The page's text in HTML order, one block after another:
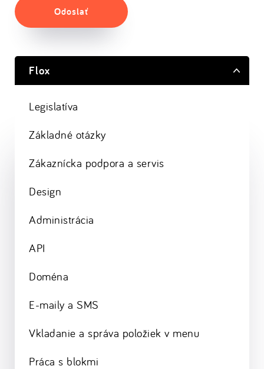
Odoslať
Flox
Legislatíva
Základné otázky
Zákaznícka podpora a servis
Design
Administrácia
API
Doména
E-maily a SMS
Vkladanie a správa položiek v menu
Práca s blokmi